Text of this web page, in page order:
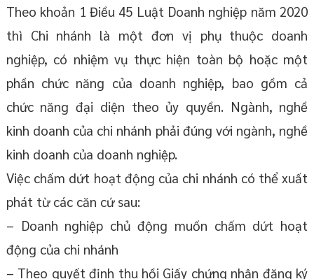
Theo khoản 1 Điều 45 Luật Doanh nghiệp năm 2020
thì Chi nhánh là một đơn vị phụ thuộc doanh
nghiệp, có nhiệm vụ thực hiện toàn bộ hoặc một
phần chức năng của doanh nghiệp, bao gồm cả
chức năng đại diện theo ủy quyền. Ngành, nghề
kinh doanh của chi nhánh phải đúng với ngành, nghề
kinh doanh của doanh nghiệp.
Việc chấm dứt hoạt động của chi nhánh có thể xuất
phát từ các căn cứ sau:
– Doanh nghiệp chủ động muốn chấm dứt hoạt
động của chi nhánh
– Theo quyết định thu hồi Giấy chứng nhận đăng ký